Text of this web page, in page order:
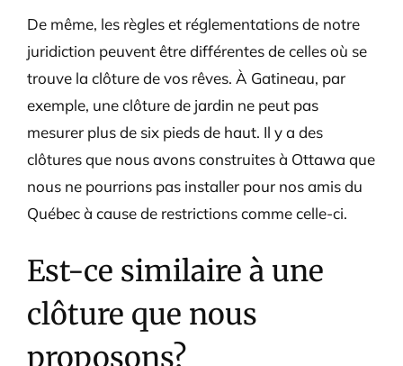
De même, les règles et réglementations de notre
juridiction peuvent être différentes de celles où se
trouve la clôture de vos rêves. À Gatineau, par
exemple, une clôture de jardin ne peut pas
mesurer plus de six pieds de haut. Il y a des
clôtures que nous avons construites à Ottawa que
nous ne pourrions pas installer pour nos amis du
Québec à cause de restrictions comme celle-ci.
Est-ce similaire à une
clôture que nous
proposons?